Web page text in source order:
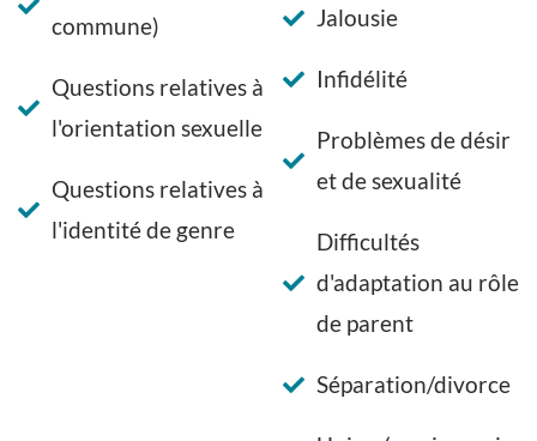
commune)
Questions relatives à
l'orientation sexuelle
Questions relatives à
l'identité de genre
Jalousie
Infidélité
Problèmes de désir
et de sexualité
Difficultés
d'adaptation au rôle
de parent
Séparation/divorce